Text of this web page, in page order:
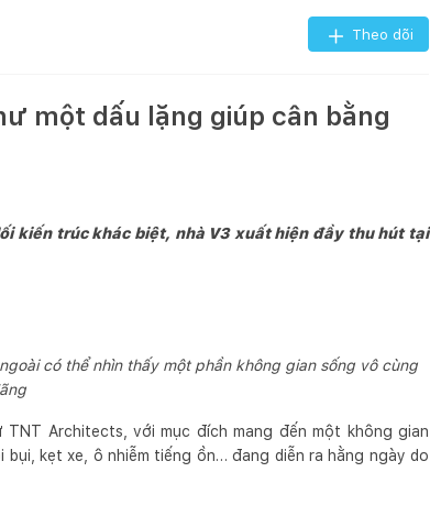
Theo dõi
một dấu lặng giúp cân bằng
kiến trúc khác biệt, nhà V3 xuất hiện đầy thu hút tại
có thể nhìn thấy một phần không gian sống vô cùng
Architects, với mục đích mang đến một không gian
kẹt xe, ô nhiễm tiếng ồn… đang diễn ra hằng ngày do